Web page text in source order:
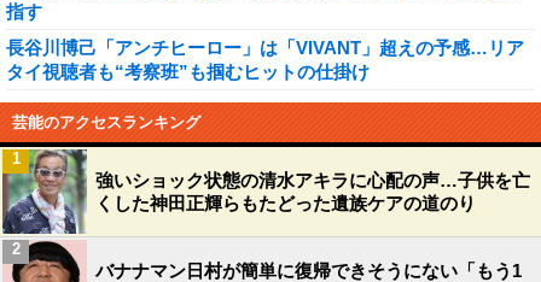
指す
長谷川博己「アンチヒーロー」は「VIVANT」超えの予感…リア
タイ視聴者も“考察班”も掴むヒットの仕掛け
芸能のアクセスランキング
強いショック状態の清水アキラに心配の声…子供を亡
くした神田正輝らもたどった遺族ケアの道のり
1
バナナマン日村が簡単に復帰できそうにない「もう1
2